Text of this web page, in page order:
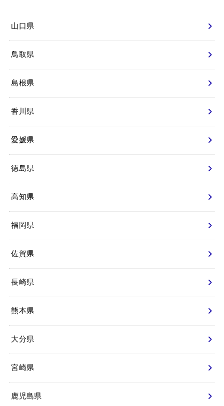
山口県
鳥取県
島根県
香川県
愛媛県
徳島県
高知県
福岡県
佐賀県
長崎県
熊本県
大分県
宮崎県
鹿児島県